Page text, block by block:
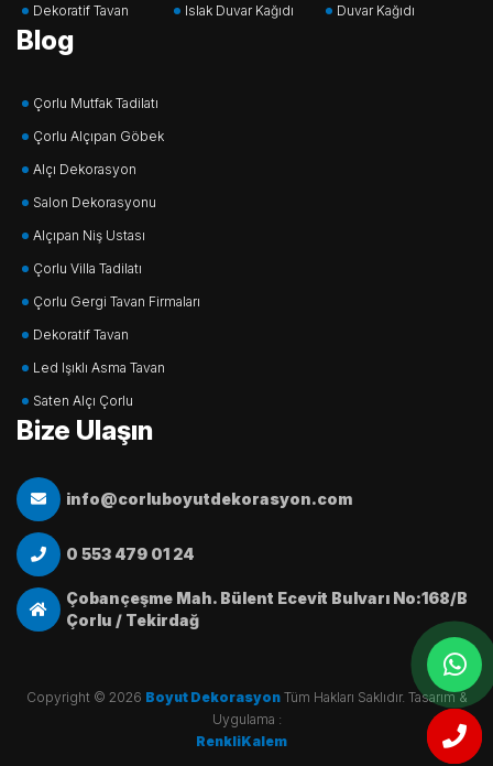
Dekoratif Tavan
Islak Duvar Kağıdı Duvar Kağıdı
Blog
Çorlu Mutfak Tadilatı
Çorlu Alçıpan Göbek
Alçı Dekorasyon
Salon Dekorasyonu
Alçıpan Niş Ustası
Çorlu Villa Tadilatı
Çorlu Gergi Tavan Firmaları
Dekoratif Tavan
Led Işıklı Asma Tavan
Saten Alçı Çorlu
Bize Ulaşın
info@corluboyutdekorasyon.com
0 553 479 01 24
Çobançeşme Mah. Bülent Ecevit Bulvarı No:168/B
Çorlu / Tekirdağ
Copyright © 2026 Boyut DekorasyonTüm Hakları Saklıdır. Tasarım &
Uygulama :
çorlu web tasarım